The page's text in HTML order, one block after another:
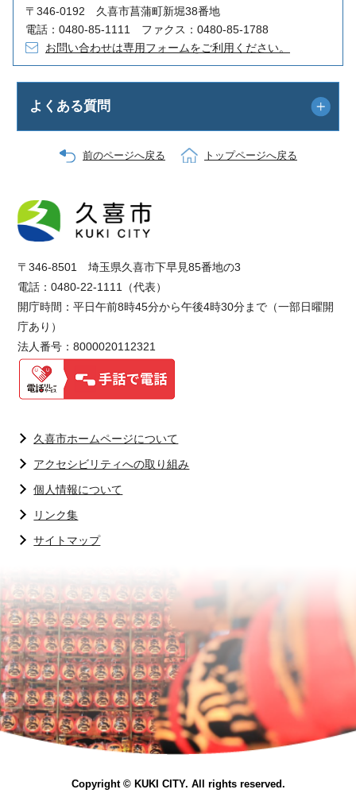
〒346-0192 久喜市菖蒲町新堀38番地
電話：0480-85-1111 ファクス：0480-85-1788
お問い合わせは専用フォームをご利用ください。
よくある質問
前のページへ戻る トップページへ戻る
〒346-8501 埼玉県久喜市下早見85番地の3
電話：0480-22-1111（代表）
開庁時間：平日午前8時45分から午後4時30分まで（一部日曜開
庁あり）
法人番号：8000020112321
久喜市ホームページについて
アクセシビリティへの取り組み
個人情報について
リンク集
サイトマップ
Copyright © KUKI CITY. All rights reserved.